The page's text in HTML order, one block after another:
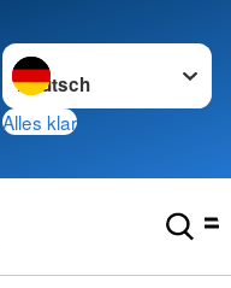
Sprache wechseln zu
Alles klar